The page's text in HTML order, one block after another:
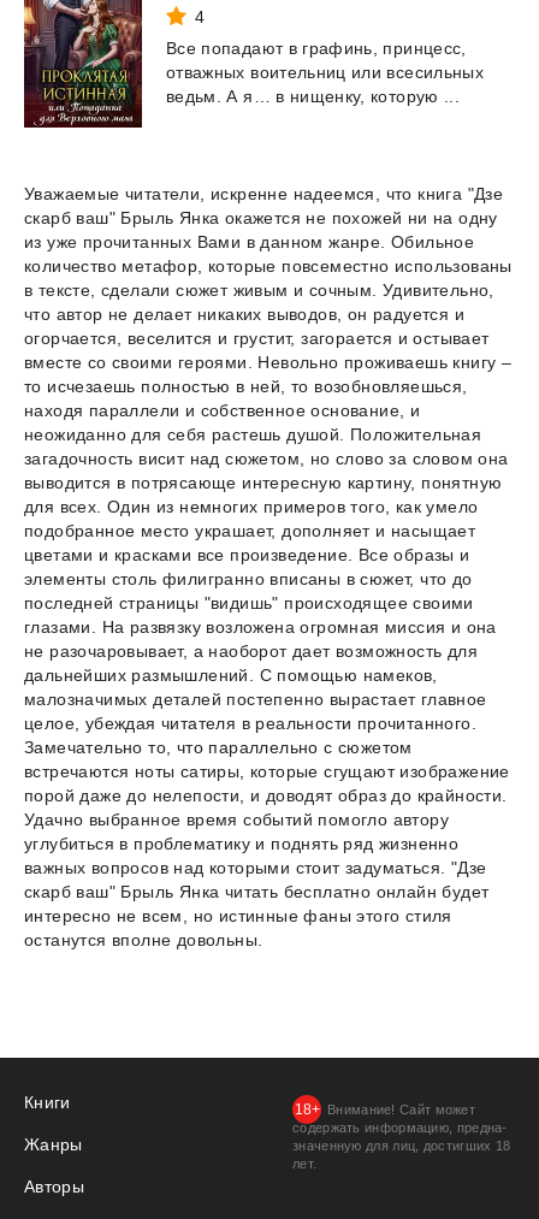
4
Все попадают в графинь,
принцесс,
отважных воительниц или всесильных
ведьм.
А я… в нищенку, которую
Уважаемые читатели, искренне надеемся, что книга "Дзе
скарб ваш" Брыль Янка окажется не похожей ни на одну
из уже прочитанных Вами в данном жанре. Обильное
количество метафор, которые повсеместно использованы
в тексте, сделали сюжет живым и сочным. Удивительно,
что автор не делает никаких выводов, он радуется и
огорчается, веселится и грустит, загорается и остывает
вместе со своими героями. Невольно проживаешь книгу –
то исчезаешь полностью в ней, то возобновляешься,
находя параллели и собственное основание, и
неожиданно для себя растешь душой. Положительная
загадочность висит над сюжетом, но слово за словом она
выводится в потрясающе интересную картину, понятную
для всех. Один из немногих примеров того, как умело
подобранное место украшает, дополняет и насыщает
цветами и красками все произведение. Все образы и
элементы столь филигранно вписаны в сюжет, что до
последней страницы "видишь" происходящее своими
глазами. На развязку возложена огромная миссия и она
не разочаровывает, а наоборот дает возможность для
дальнейших размышлений. С помощью намеков,
малозначимых деталей постепенно вырастает главное
целое, убеждая читателя в реальности прочитанного.
Замечательно то, что параллельно с сюжетом
встречаются ноты сатиры, которые сгущают изображение
порой даже до нелепости, и доводят образ до крайности.
Удачно выбранное время событий помогло автору
углубиться в проблематику и поднять ряд жизненно
важных вопросов над которыми стоит задуматься. "Дзе
скарб ваш" Брыль Янка читать бесплатно онлайн будет
интересно не всем, но истинные фаны этого стиля
останутся вполне довольны.
Книги
Жанры
Авторы
Внимание! Сайт может
содержать информацию, предна­
значенную для лиц, дости­гших 18
лет.